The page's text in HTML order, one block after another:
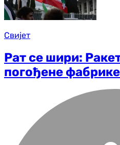
Свијет
Рат се шири:
погођене